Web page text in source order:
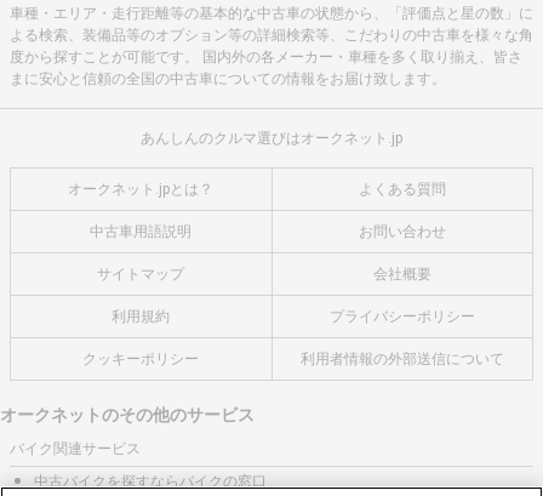
車種・エリア・走行距離等の基本的な中古車の状態から、「評価点と星の数」に
よる検索、装備品等のオプション等の詳細検索等、こだわりの中古車を様々な角
度から探すことが可能です。 国内外の各メーカー・車種を多く取り揃え、皆さ
まに安心と信頼の全国の中古車についての情報をお届け致します。
あんしんのクルマ選びはオークネット.jp
オークネット.jpとは？ よくある質問
中古車用語説明 お問い合わせ
サイトマップ 会社概要
利用規約 プライバシーポリシー
クッキーポリシー 利用者情報の外部送信について
オークネットのその他のサービス
バイク関連サービス
中古バイクを探すならバイクの窓口